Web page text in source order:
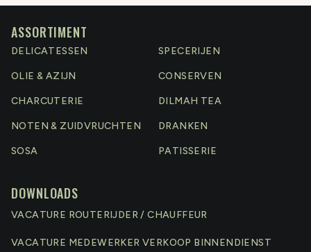
ASSORTIMENT
DELICATESSEN SPECERIJEN
OLIE & AZIJN CONSERVEN
CHARCUTERIE DILMAH TEA
NOTEN & ZUIDVRUCHTEN DRANKEN
SOSA PATISSERIE
DOWNLOADS
VACATURE ROUTERIJDER / CHAUFFEUR
VACATURE MEDEWERKER VERKOOP BINNENDIENST